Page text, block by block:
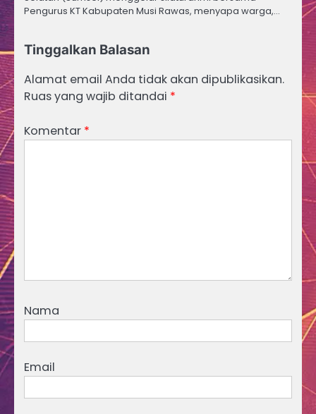
Pengurus KT Kabupaten Musi Rawas, menyapa warga,…
Tinggalkan Balasan
Alamat email Anda tidak akan dipublikasikan.
Ruas yang wajib ditandai *
Komentar *
Nama
Email